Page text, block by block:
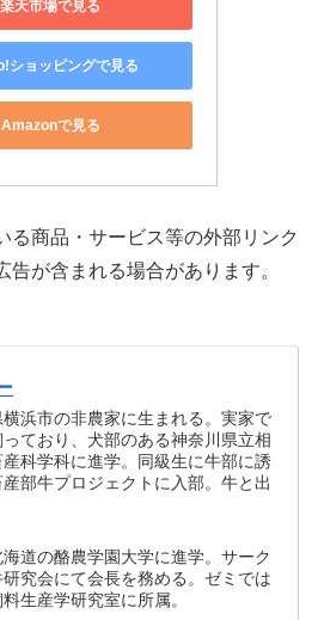
楽天市場で見る
ショッピングで見る
Amazonで見る
商品・サービス等の外部リンク
告が含まれる場合があります。
浜市の非農家に生まれる。実家で
っており、犬部のある神奈川県立相
産科学科に進学。同級生に牛部に誘
部牛プロジェクトに入部。牛と出
道の酪農学園大学に進学。サーク
研究会にて会長を務める。ゼミでは
生産学研究室に所属。